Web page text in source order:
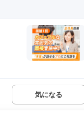
気になる